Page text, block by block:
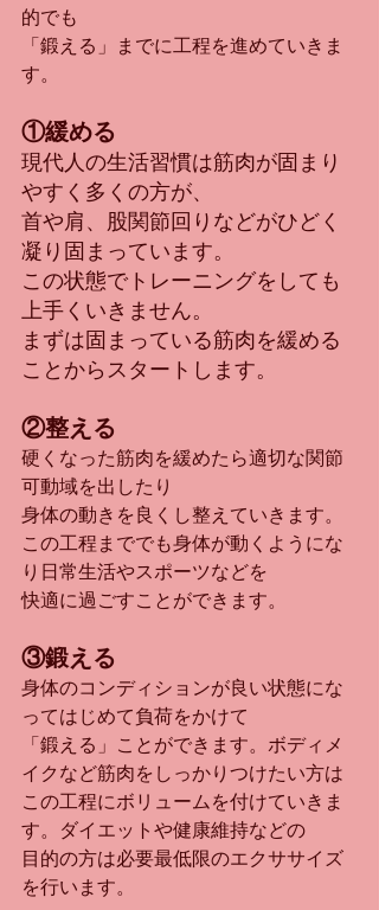
的でも
「鍛える」までに工程を進めていきま
す。
①緩める
現代人の生活習慣は筋肉が固まり
やすく多くの方が、
首や肩、股関節回りなどがひどく
凝り固まっています。
この状態でトレーニングをしても
上手くいきません。
まずは固まっている筋肉を緩める
ことからスタートします。
②整える
硬くなった筋肉を緩めたら適切な関節
可動域を出したり
身体の動きを良くし整えていきます。
この工程まででも身体が動くようにな
り日常生活やスポーツなどを
快適に過ごすことができます。
③鍛える
身体のコンディションが良い状態にな
ってはじめて負荷をかけて
「鍛える」ことができます。ボディメ
イクなど筋肉をしっかりつけたい方は
この工程にボリュームを付けていきま
す。ダイエットや健康維持などの
目的の方は必要最低限のエクササイズ
を行います。